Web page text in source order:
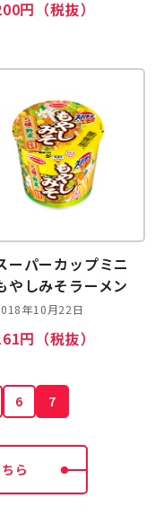
円（税抜）
ーパーカップミニ
やしみそラーメン
年10月22日
円（税抜）
6 7
ら